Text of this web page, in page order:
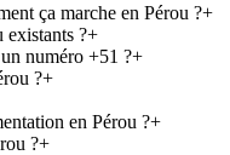
ça marche en Pérou ?+
existants ?+
numéro +51 ?+
?+
en Pérou ?+
?+